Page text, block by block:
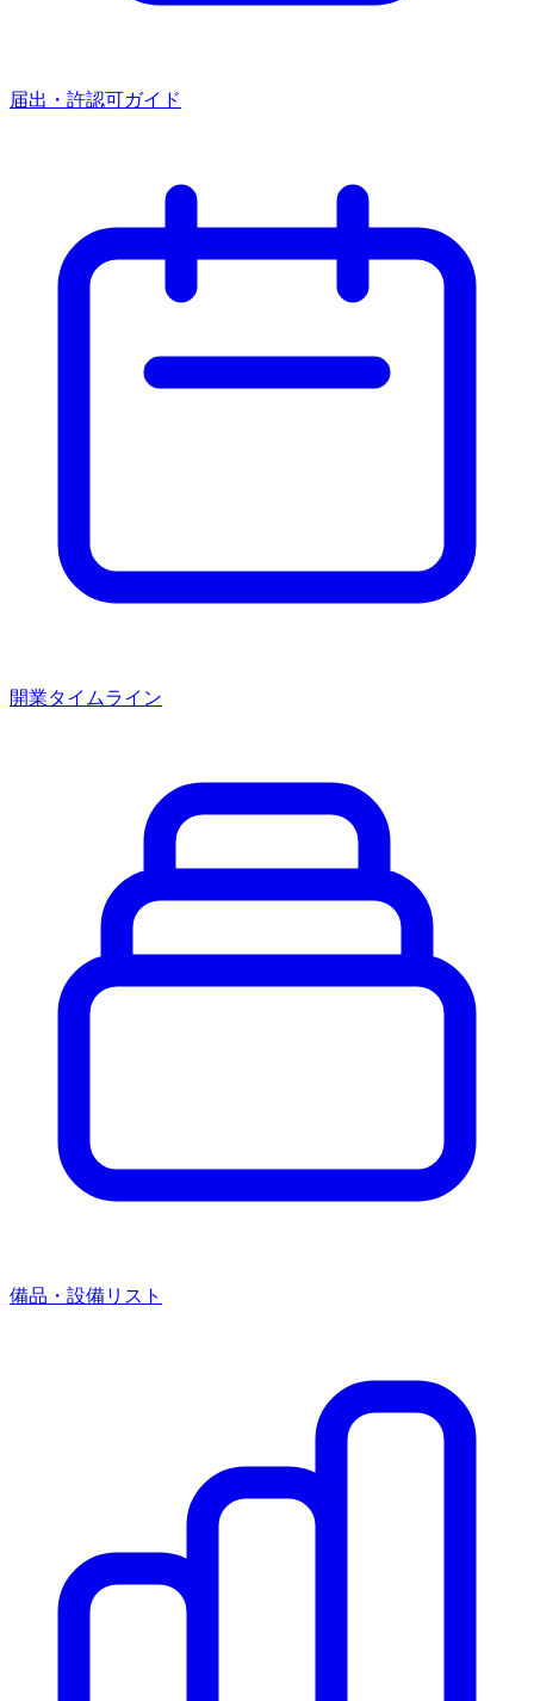
届出・許認可ガイド
開業タイムライン
備品・設備リスト